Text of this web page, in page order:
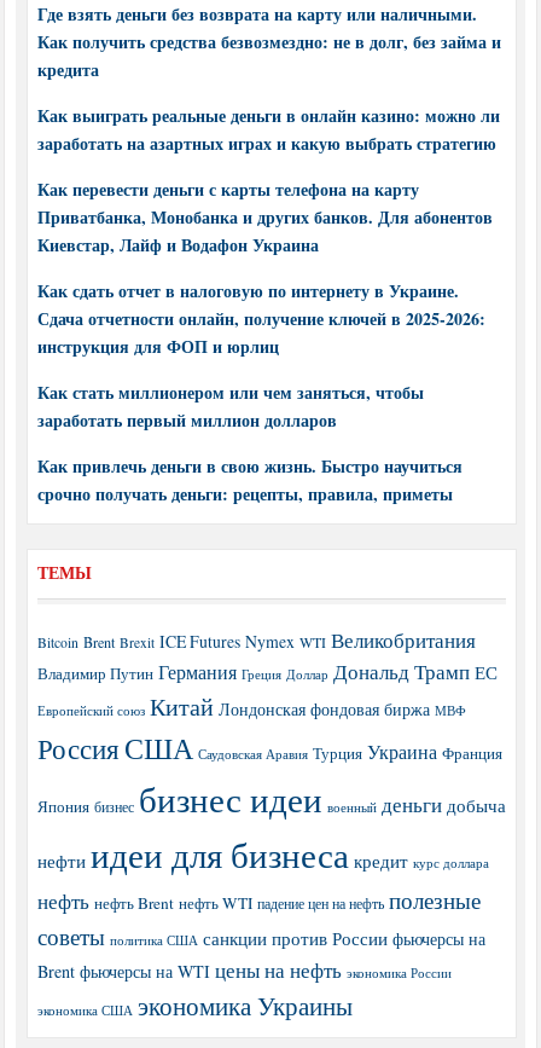
Где взять деньги без возврата на карту или наличными.
Как получить средства безвозмездно: не в долг, без займа и
кредита
Как выиграть реальные деньги в онлайн казино: можно ли
заработать на азартных играх и какую выбрать стратегию
Как перевести деньги с карты телефона на карту
Приватбанка, Монобанка и других банков. Для абонентов
Киевстар, Лайф и Водафон Украина
Как сдать отчет в налоговую по интернету в Украине.
Сдача отчетности онлайн, получение ключей в 2025-2026:
инструкция для ФОП и юрлиц
Как стать миллионером или чем заняться, чтобы
заработать первый миллион долларов
Как привлечь деньги в свою жизнь. Быстро научиться
срочно получать деньги: рецепты, правила, приметы
ТЕМЫ
Bitcoin Brent Brexit ICE Futures Nymex WTI Великобритания
Владимир Путин Германия Греция Доллар Дональд Трамп ЕС
Европейский союз Китай Лондонская фондовая биржа МВФ
РоссияСША Саудовская Аравия Турция Украина Франция
Япония бизнес бизнес идеи военный деньги добыча
нефти идеи для бизнеса кредит курс доллара
нефть нефть Brent нефть WTI падение цен на нефть полезные
советы политика США санкции против России фьючерсы на
Brent фьючерсы на WTI цены на нефть экономика России
экономика США экономика Украины